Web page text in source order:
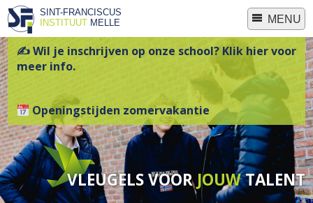
SINT-FRANCISCUS
INSTITUUTMELLE MENU
✍ Wil je inschrijven op onze school? Klik hier voor
meer info.
Openingstijden zomervakantie
VLEUGELS VOORJOUWTALENT